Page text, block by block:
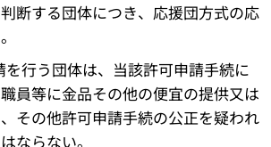
断する団体につき、応援団方式の応
行う団体は、当該許可申請手続に
員等に金品その他の便宜の提供又は
その他許可申請手続の公正を疑われ
ならない。